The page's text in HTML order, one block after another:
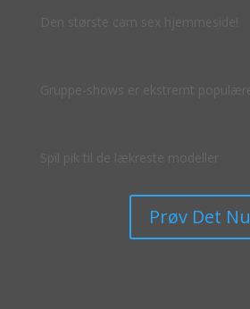
Den største cam sex hjemmeside!
Gruppe-shows er ekstremt populære
Spil pik til de lækreste modeller
Prøv Det Nu